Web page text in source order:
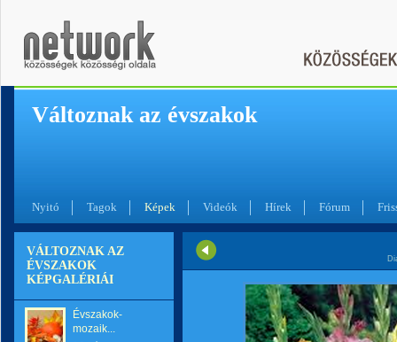
Változnak az évszakok
Nyitó Tagok Képek Videók Hírek Fórum
VÁLTOZNAK AZ
ÉVSZAKOK
KÉPGALÉRIÁI
Évszakok-
mozaik...